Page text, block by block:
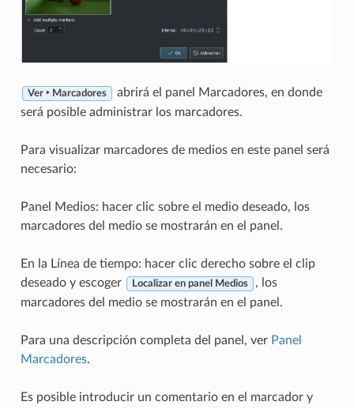
Ver ‣ Marcadores
abrirá el panel Marcadores, en donde
será posible administrar los marcadores.
Para visualizar marcadores de medios en este panel será
necesario:
Panel Medios: hacer clic sobre el medio deseado, los
marcadores del medio se mostrarán en el panel.
En la Línea de tiempo: hacer clic derecho sobre el clip
deseado y escoger
Localizar en panel Medios
, los
marcadores del medio se mostrarán en el panel.
Para una descripción completa del panel, ver Panel
Marcadores.
Es posible introducir un comentario en el marcador y